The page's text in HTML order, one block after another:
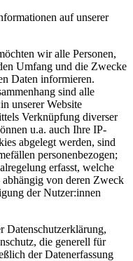
auf unserer
wir alle Personen,
Umfang und die Zwecke
Daten informieren.
sind alle
unserer Website
Verknüpfung diverser
u.a. auch Ihre IP-
abgelegt werden, sind
personenbezogen;
erfasst, welche
von deren Zweck
der Nutzer:innen
Datenschutzerklärung,
die generell für
der Datenerfassung